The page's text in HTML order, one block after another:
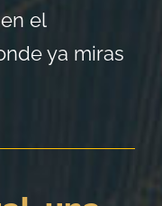
el
ya miras